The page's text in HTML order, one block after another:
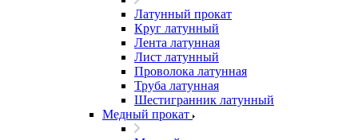
Латунный прокат
Круг латунный
Лента латунная
Лист латунный
Проволока латунная
Труба латунная
Шестигранник латунный
Медный прокат